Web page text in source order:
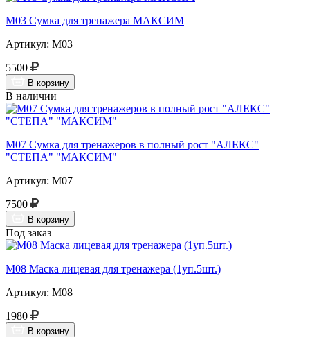
М03 Сумка для тренажера МАКСИМ
Артикул: М03
5500
В корзину
В наличии
М07 Сумка для тренажеров в полный рост "АЛЕКС"
"СТЕПА" "МАКСИМ"
Артикул: М07
7500
В корзину
Под заказ
М08 Маска лицевая для тренажера (1уп.5шт.)
Артикул: М08
1980
В корзину